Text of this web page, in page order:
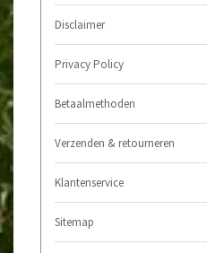
Disclaimer
Privacy Policy
Betaalmethoden
Verzenden & retourneren
Klantenservice
Sitemap